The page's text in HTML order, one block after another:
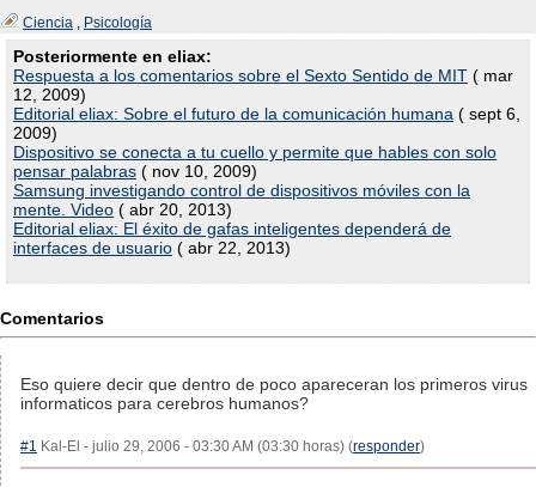
Ciencia , Psicología
Posteriormente en eliax:
Respuesta a los comentarios sobre el Sexto Sentido de MIT ( mar
12, 2009)
Editorial eliax: Sobre el futuro de la comunicación humana ( sept 6,
2009)
Dispositivo se conecta a tu cuello y permite que hables con solo
pensar palabras ( nov 10, 2009)
Samsung investigando control de dispositivos móviles con la
mente. Video ( abr 20, 2013)
Editorial eliax: El éxito de gafas inteligentes dependerá de
interfaces de usuario ( abr 22, 2013)
Comentarios
Eso quiere decir que dentro de poco apareceran los primeros virus
informaticos para cerebros humanos?
#1 Kal-El - julio 29, 2006 - 03:30 AM (03:30 horas) (responder)